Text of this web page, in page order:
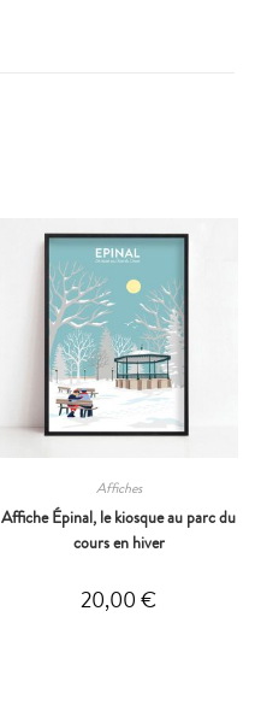
Affiches
Affiche Épinal, le kiosque au parc du
cours en hiver
20,00€